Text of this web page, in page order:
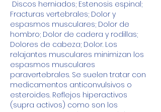
Fracturas vertebrales; Dolor y
espasmos musculares; Dolor de
hombro; Dolor de cadera y rodillas;
Dolores de cabeza; Dolor. Los
relajantes musculares minimizan los
espasmos musculares
paravertebrales. Se suelen tratar con
medicamentos anticonvulsivos o
esteroides. Reflejos hiperactivos
(supra activos) como son los